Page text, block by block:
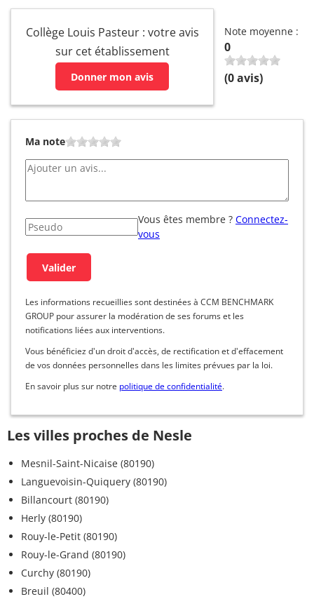
Collège Louis Pasteur : votre avis
sur cet établissement
Donner mon avis
Note moyenne :
0
(0avis)
Ma note
Vous êtes membre ? Connectez-
vous
Les informations recueillies sont destinées à CCM BENCHMARK
GROUP pour assurer la modération de ses forums et les
notifications liées aux interventions.
Vous bénéficiez d'un droit d'accès, de rectification et d'effacement
de vos données personnelles dans les limites prévues par la loi.
En savoir plus sur notre politique de confidentialité.
Les villes proches de Nesle
Mesnil-Saint-Nicaise (80190)
Languevoisin-Quiquery (80190)
Billancourt (80190)
Herly (80190)
Rouy-le-Petit (80190)
Rouy-le-Grand (80190)
Curchy (80190)
Breuil (80400)